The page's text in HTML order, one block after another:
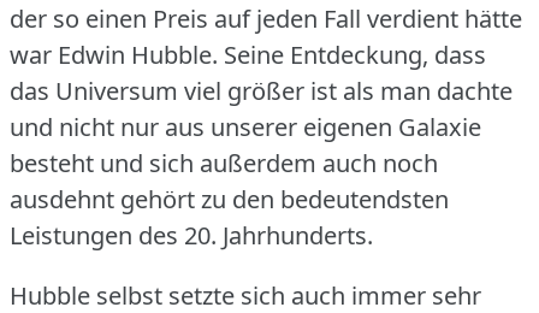
der so einen Preis auf jeden Fall verdient hätte
war Edwin Hubble. Seine Entdeckung, dass
das Universum viel größer ist als man dachte
und nicht nur aus unserer eigenen Galaxie
besteht und sich außerdem auch noch
ausdehnt gehört zu den bedeutendsten
Leistungen des 20. Jahrhunderts.
Hubble selbst setzte sich auch immer sehr